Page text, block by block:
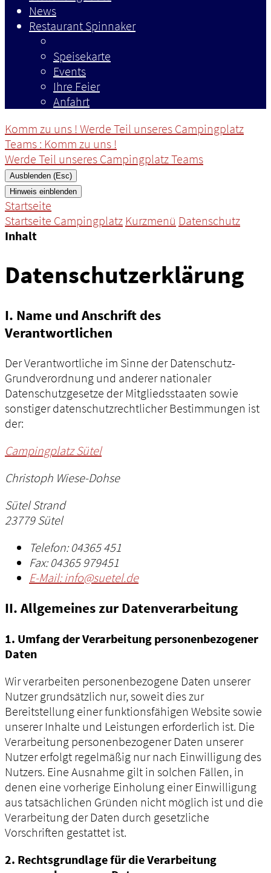
News
Restaurant Spinnaker
Speisekarte
Events
Ihre Feier
Anfahrt
Komm zu uns ! Werde Teil unseres Campingplatz
Teams : Komm zu uns !
Werde Teil unseres Campingplatz Teams
Ausblenden (Esc)
Hinweis einblenden
Startseite
Startseite Campingplatz Kurzmenü Datenschutz
Inhalt
Datenschutzerklärung
I. Name und Anschrift des
Verantwortlichen
Der Verantwortliche im Sinne der Datenschutz-
Grundverordnung und anderer nationaler
Datenschutzgesetze der Mitgliedsstaaten sowie
sonstiger datenschutzrechtlicher Bestimmungen ist
der:
Campingplatz Sütel
Christoph Wiese-Dohse
Sütel Strand
23779 Sütel
Telefon:04365 451
Fax:04365 979451
E-Mail: info@suetel.de
II. Allgemeines zur Datenverarbeitung
1. Umfang der Verarbeitung personenbezogener
Daten
Wir verarbeiten personenbezogene Daten unserer
Nutzer grundsätzlich nur, soweit dies zur
Bereitstellung einer funktionsfähigen Website sowie
unserer Inhalte und Leistungen erforderlich ist. Die
Verarbeitung personenbezogener Daten unserer
Nutzer erfolgt regelmäßig nur nach Einwilligung des
Nutzers. Eine Ausnahme gilt in solchen Fällen, in
denen eine vorherige Einholung einer Einwilligung
aus tatsächlichen Gründen nicht möglich ist und die
Verarbeitung der Daten durch gesetzliche
Vorschriften gestattet ist.
2. Rechtsgrundlage für die Verarbeitung